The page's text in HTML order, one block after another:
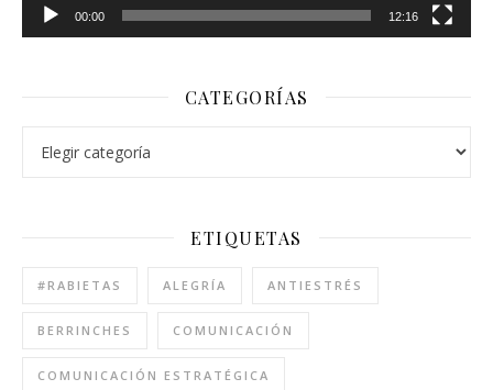
00:00 12:16
CATEGORÍAS
ETIQUETAS
#RABIETAS ALEGRÍA ANTIESTRÉS
BERRINCHES COMUNICACIÓN
COMUNICACIÓN ESTRATÉGICA